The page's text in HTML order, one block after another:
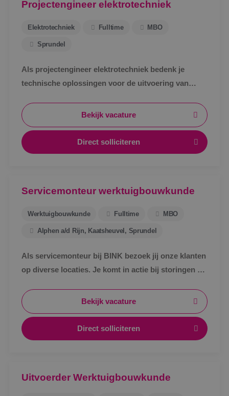
Projectengineer elektrotechniek
Elektrotechniek Fulltime MBO
Sprundel
Als projectengineer elektrotechniek bedenk je
technische oplossingen voor de uitvoering van
begroting.
Bekijk vacature
Direct solliciteren
Servicemonteur werktuigbouwkunde
Werktuigbouwkunde Fulltime MBO
Alphen a/d Rijn, Kaatsheuvel, Sprundel
Als servicemonteur bij BINK bezoek jij onze klanten
op diverse locaties. Je komt in actie bij storingen en
Bekijk vacature
Direct solliciteren
Uitvoerder Werktuigbouwkunde